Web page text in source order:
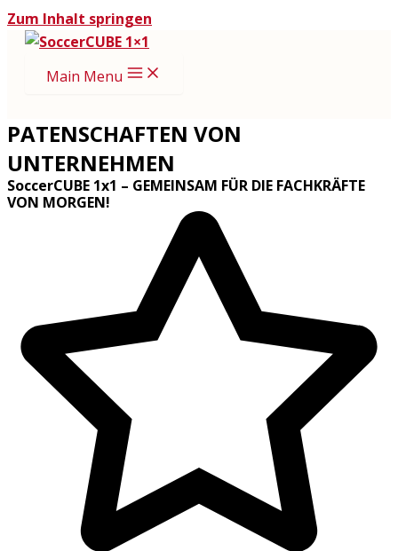
Zum Inhalt springen
Main Menu
PATENSCHAFTEN VON
UNTERNEHMEN
SoccerCUBE 1x1 – GEMEINSAM FÜR DIE FACHKRÄFTE
VON MORGEN!